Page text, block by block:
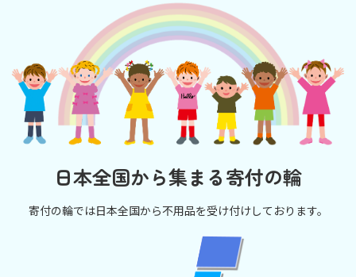
日本全国から集まる寄付の輪
寄付の輪では日本全国から不用品を受け付けしております。